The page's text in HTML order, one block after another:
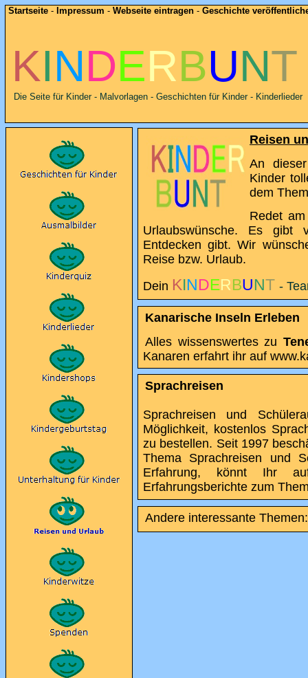
Startseite - Impressum -Webseite eintragen -Geschichte
KINDERBUNT
Die Seite für Kinder - Malvorlagen - Geschichten für Kinder - Kinderlieder
Reisen
An
Kinder
dem
Redet
Urlaubswünsche. Es
Entdecken gibt. Wir
Reise bzw. Urlaub.
Dein KINDERBUNT -
Kanarische Inseln Erleben
Alles wissenswertes zu
Kanaren erfahrt ihr auf
Sprachreisen
Sprachreisen und
Möglichkeit, kostenlos
zu bestellen. Seit 1997
Thema Sprachreisen und
Erfahrung, könnt Ihr
Erfahrungsberichte zum
Andere interessante